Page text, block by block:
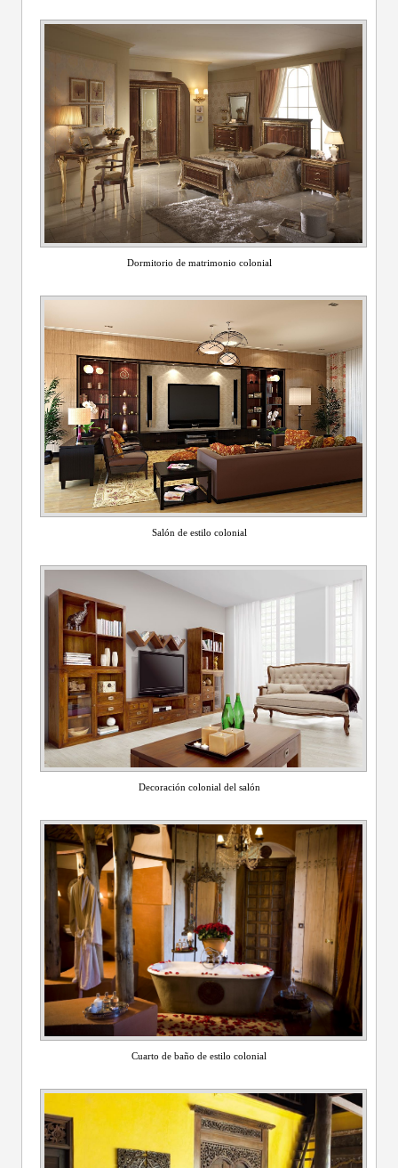
Dormitorio de matrimonio colonial
Salón de estilo colonial
Decoración colonial del salón
Cuarto de baño de estilo colonial